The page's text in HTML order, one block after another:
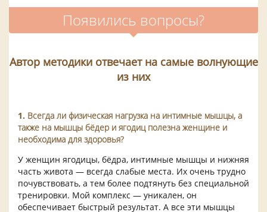
Появились вопросы?
Автор методики отвечает на самые волнующие
из них
1. Всегда ли физическая нагрузка на интимные мышцы, а
также на мышцы бёдер и ягодиц полезна женщине и
необходима для здоровья?
У женщин ягодицы, бёдра, интимные мышцы и нижняя
часть живота — всегда слабые места. Их очень трудно
почувствовать, а тем более подтянуть без специальной
тренировки. Мой комплекс — уникален, он
обеспечивает быстрый результат. А все эти мышцы